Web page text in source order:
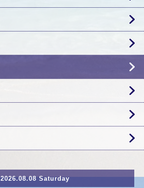
2026.08.08 Saturday